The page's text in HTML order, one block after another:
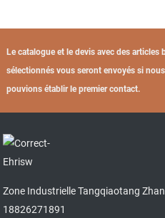
Le catalogue et le devis avec des articles
sélectionnés vous seront envoyés si nous
pouvions établir le premier contact.
Zone Industrielle Tangqiaotang
18826271891